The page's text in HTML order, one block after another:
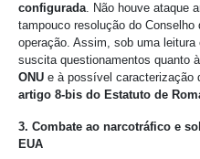
configurada. Não houve ataque
tampouco resolução do Conselho
operação. Assim, sob uma
suscita questionamentos quanto à
ONU e à possível caracterização
artigo 8-bis do Estatuto de
3. Combate ao narcotráfico e
EUA